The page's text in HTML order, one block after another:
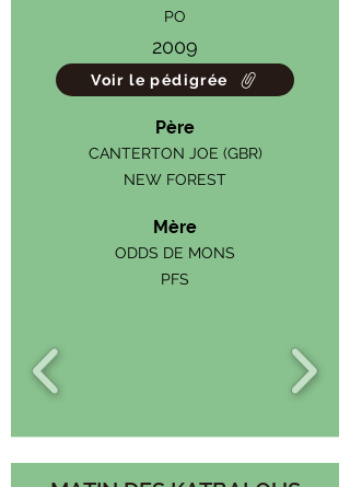
PO
2009
Voir le pédigrée
Père
CANTERTON JOE (GBR)
NEW FOREST
Mère
ODDS DE MONS
PFS